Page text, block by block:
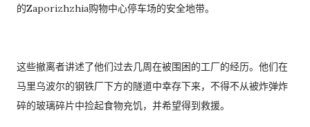
的Zaporizhzhia购物中心停车场的安全地带。
这些撤离者讲述了他们过去几周在被围困的工厂的经历。他们在
马里乌波尔的钢铁厂下方的隧道中幸存下来，不得不从被炸弹炸
碎的玻璃碎片中捡起食物充饥，并希望得到救援。